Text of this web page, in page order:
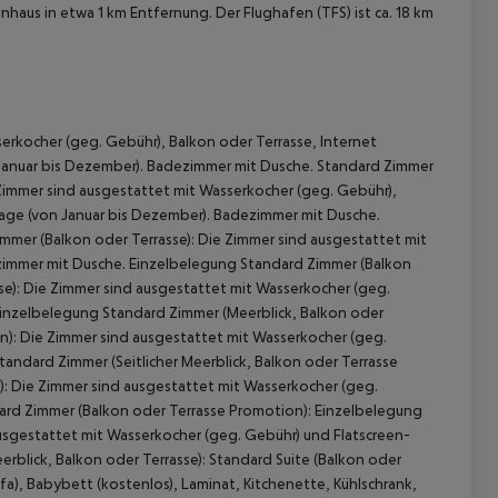
in etwa 1 km Entfernung. Der Flughafen (TFS) ist ca. 18 km
(geg. Gebühr), Balkon oder Terrasse, Internet
bis Dezember). Badezimmer mit Dusche. Standard Zimmer
sind ausgestattet mit Wasserkocher (geg. Gebühr),
(von Januar bis Dezember). Badezimmer mit Dusche.
(Balkon oder Terrasse): Die Zimmer sind ausgestattet mit
mit Dusche. Einzelbelegung Standard Zimmer (Balkon
Die Zimmer sind ausgestattet mit Wasserkocher (geg.
Standard Zimmer (Meerblick, Balkon oder
Die Zimmer sind ausgestattet mit Wasserkocher (geg.
Zimmer (Seitlicher Meerblick, Balkon oder Terrasse
Die Zimmer sind ausgestattet mit Wasserkocher (geg.
Zimmer (Balkon oder Terrasse Promotion): Einzelbelegung
mit Wasserkocher (geg. Gebühr) und Flatscreen-
Balkon oder Terrasse): Standard Suite (Balkon oder
Babybett (kostenlos), Laminat, Kitchenette, Kühlschrank,